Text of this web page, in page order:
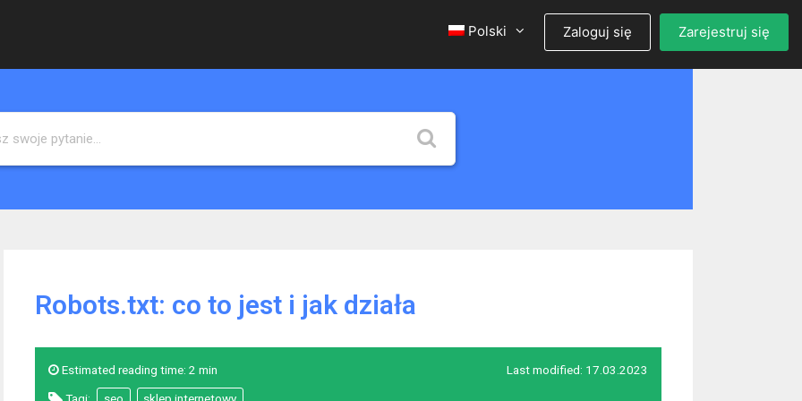
Polski Zaloguj się Zarejestruj się
Robots.txt: co to jest i jak działa
Last modified: 17.03.2023
Estimated reading time: 2 min